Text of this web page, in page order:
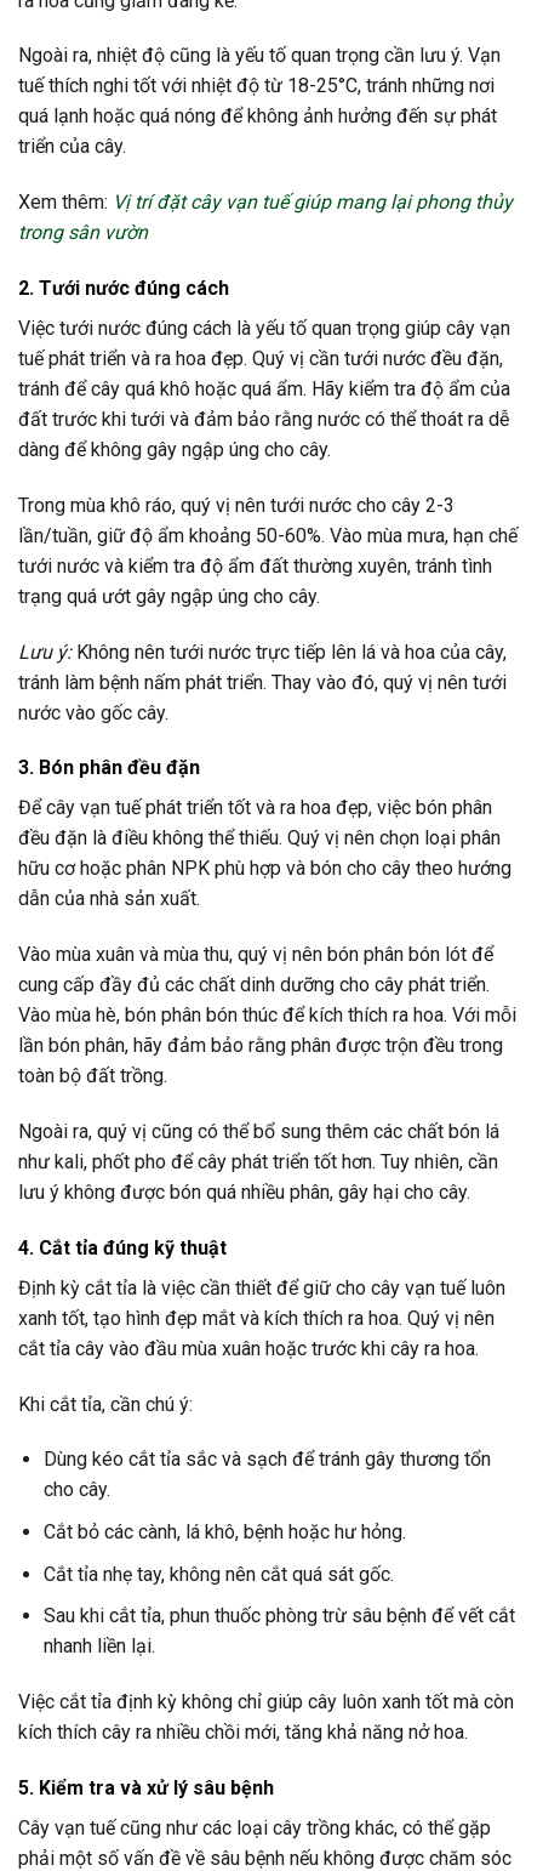
Ngoài ra, nhiệt độ cũng là yếu tố quan trọng cần lưu ý. Vạn
tuế thích nghi tốt với nhiệt độ từ 18-25°C, tránh những nơi
quá lạnh hoặc quá nóng để không ảnh hưởng đến sự phát
triển của cây.
Xem thêm: Vị trí đặt cây vạn tuế giúp mang lại phong thủy
trong sân vườn
2. Tưới nước đúng cách
Việc tưới nước đúng cách là yếu tố quan trọng giúp cây vạn
tuế phát triển và ra hoa đẹp. Quý vị cần tưới nước đều đặn,
tránh để cây quá khô hoặc quá ẩm. Hãy kiểm tra độ ẩm của
đất trước khi tưới và đảm bảo rằng nước có thể thoát ra dễ
dàng để không gây ngập úng cho cây.
Trong mùa khô ráo, quý vị nên tưới nước cho cây 2-3
lần/tuần, giữ độ ẩm khoảng 50-60%. Vào mùa mưa, hạn chế
tưới nước và kiểm tra độ ẩm đất thường xuyên, tránh tình
trạng quá ướt gây ngập úng cho cây.
Lưu ý:Không nên tưới nước trực tiếp lên lá và hoa của cây,
tránh làm bệnh nấm phát triển. Thay vào đó, quý vị nên tưới
nước vào gốc cây.
3. Bón phân đều đặn
Để cây vạn tuế phát triển tốt và ra hoa đẹp, việc bón phân
đều đặn là điều không thể thiếu. Quý vị nên chọn loại phân
hữu cơ hoặc phân NPK phù hợp và bón cho cây theo hướng
dẫn của nhà sản xuất.
Vào mùa xuân và mùa thu, quý vị nên bón phân bón lót để
cung cấp đầy đủ các chất dinh dưỡng cho cây phát triển.
Vào mùa hè, bón phân bón thúc để kích thích ra hoa. Với mỗi
lần bón phân, hãy đảm bảo rằng phân được trộn đều trong
toàn bộ đất trồng.
Ngoài ra, quý vị cũng có thể bổ sung thêm các chất bón lá
như kali, phốt pho để cây phát triển tốt hơn. Tuy nhiên, cần
lưu ý không được bón quá nhiều phân, gây hại cho cây.
4. Cắt tỉa đúng kỹ thuật
Định kỳ cắt tỉa là việc cần thiết để giữ cho cây vạn tuế luôn
xanh tốt, tạo hình đẹp mắt và kích thích ra hoa. Quý vị nên
cắt tỉa cây vào đầu mùa xuân hoặc trước khi cây ra hoa.
Khi cắt tỉa, cần chú ý:
Dùng kéo cắt tỉa sắc và sạch để tránh gây thương tổn
cho cây.
Cắt bỏ các cành, lá khô, bệnh hoặc hư hỏng.
Cắt tỉa nhẹ tay, không nên cắt quá sát gốc.
Sau khi cắt tỉa, phun thuốc phòng trừ sâu bệnh để vết cắt
nhanh liền lại.
Việc cắt tỉa định kỳ không chỉ giúp cây luôn xanh tốt mà còn
kích thích cây ra nhiều chồi mới, tăng khả năng nở hoa.
5. Kiểm tra và xử lý sâu bệnh
Cây vạn tuế cũng như các loại cây trồng khác, có thể gặp
phải một số vấn đề về sâu bệnh nếu không được chăm sóc